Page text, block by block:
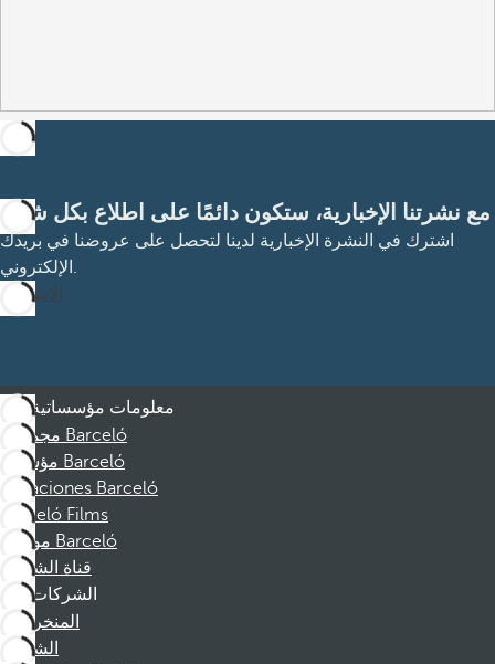
مع نشرتنا الإخبارية، ستكون دائمًا على اطلاع بكل شيء
اشترك في النشرة الإخبارية لدينا لتحصل على عروضنا في بريدك
الإلكتروني.
الاشتراك
معلومات مؤسساتية
مجموعة Barceló
مؤسسة Barceló
Vacaciones Barceló
Barceló Films
موظفو Barceló
قناة الشكوى
الشركات
المنخرطين
الشركاء